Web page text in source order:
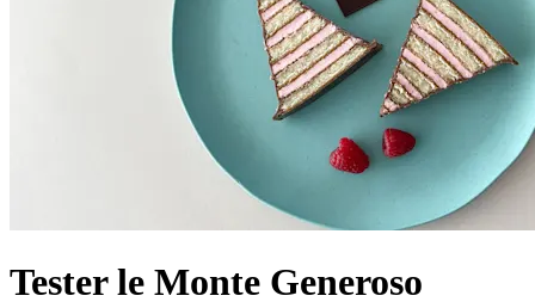
Tester le Monte Generoso